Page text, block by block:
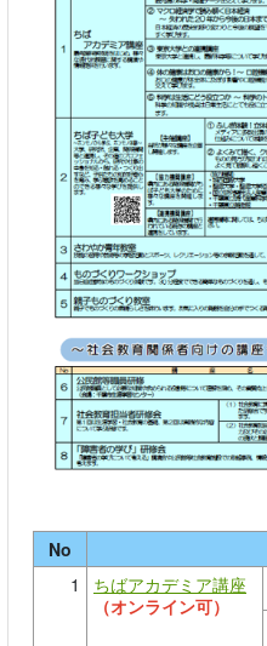
No
1
ちばアカデミア講座
（オンライン可）